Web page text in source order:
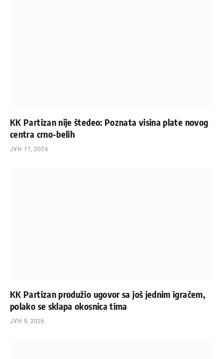
KK Partizan nije štedeo: Poznata visina plate novog
centra crno-belih
ЈУН 11, 2026
KK Partizan produžio ugovor sa još jednim igračem,
polako se sklapa okosnica tima
ЈУН 9, 2026